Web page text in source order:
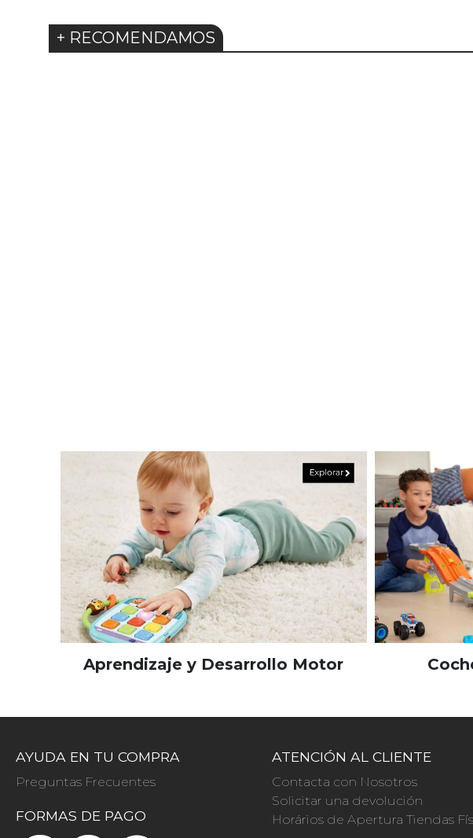
+ RECOMENDAMOS
Aprendizaje y Desarrollo Motor
AYUDA EN TU COMPRA
Preguntas Frecuentes
FORMAS DE PAGO
ATENCIÓN AL CLIENTE
Contacta con Nosotros
Solicitar una devolución
Horários de Apertura Tiendas